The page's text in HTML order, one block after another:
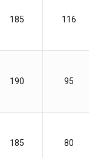
185 116
190 95
185 80